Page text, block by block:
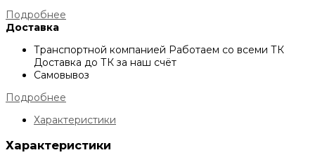
Подробнее
Доставка
Транспортной компанией Работаем со всеми ТК
Доставка до ТК за наш счёт
Самовывоз
Подробнее
Характеристики
Характеристики